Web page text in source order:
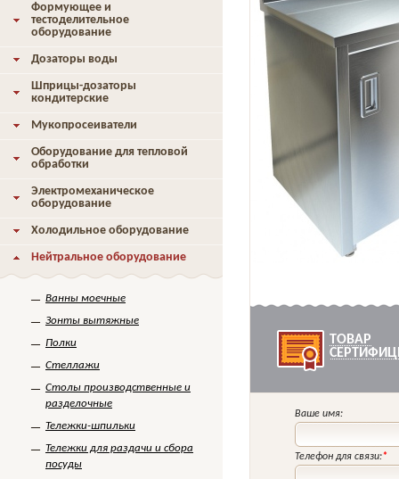
ТОВАР
Ваше имя:
Телефон для связи:*
Формующее и
тестоделительное
оборудование
Дозаторы воды
Шприцы-дозаторы
кондитерские
Мукопросеиватели
Оборудование для тепловой
обработки
Электромеханическое
оборудование
Холодильное оборудование
Нейтральное оборудование
Ванны моечные
Зонты вытяжные
Полки
Стеллажи
Столы производственные и
разделочные
Тележки-шпильки
Тележки для раздачи и сбора
посуды